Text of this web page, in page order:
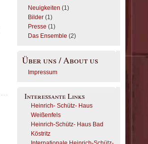
Neuigkeiten (1)
Bilder (1)
Presse (1)
Das Ensemble (2)
Über uns / About us
Impressum
Interessante Links
Heinrich- Schütz- Haus
Weißenfels
Heinrich-Schütz- Haus Bad
Köstritz